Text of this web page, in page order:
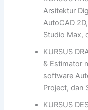
Arsitektur
AutoCAD
Studio Max,
KURSUS
& Estimator
software
Project, dan
KURSUS